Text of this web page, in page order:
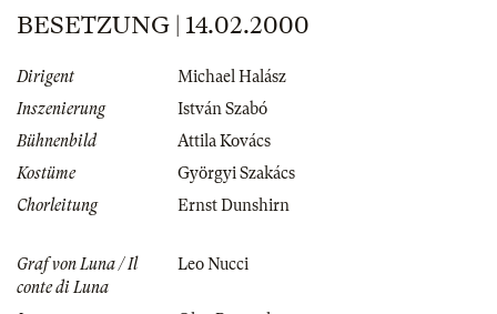
BESETZUNG | 14.02.2000
Dirigent
Michael Halász
Inszenierung
István Szabó
Bühnenbild
Attila Kovács
Kostüme
Györgyi Szakács
Chorleitung
Ernst Dunshirn
Graf von Luna / Il
conte di Luna
Leo Nucci